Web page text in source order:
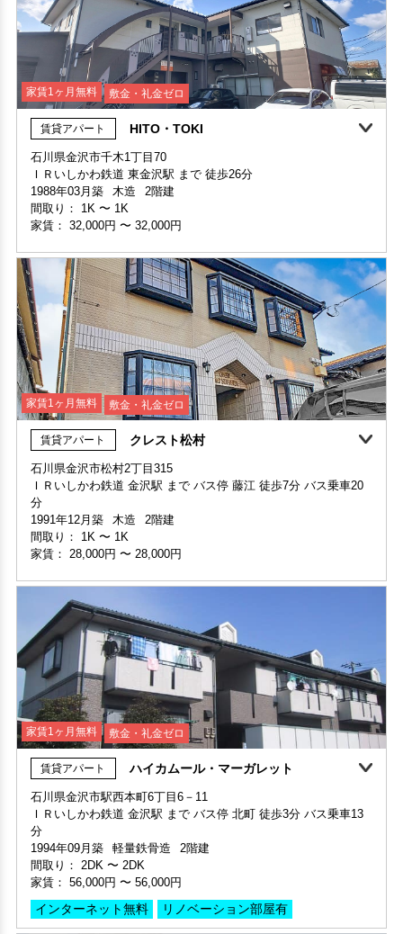
家賃1ヶ月無料
部屋号数 203号室
家賃 30,000円・共益費 3,000円
階数 2階
間取り 1DK・専有面積 27.38㎡
保証人不要・代行 インターネット無料
家賃1ヶ月無料 敷金・礼金ゼロ
賃貸アパート HITO・TOKI
石川県金沢市千木1丁目70
ＩＲいしかわ鉄道 東金沢駅 まで 徒歩26分
1988年03月築
木造
2階建
間取り： 1K 〜 1K
家賃： 32,000円 〜 32,000円
家賃1ヶ月無料 敷金・礼金ゼロ
部屋号数 105号室
家賃 32,000円・共益費 3,000円
階数 1階
間取り 1K・専有面積 27.99㎡
敷金 - ・礼金 -
保証人不要・代行
家賃1ヶ月無料 敷金・礼金ゼロ
賃貸アパート クレスト松村
石川県金沢市松村2丁目315
ＩＲいしかわ鉄道 金沢駅 まで バス停 藤江 徒歩7分 バス乗車20
分
1991年12月築
木造
2階建
間取り： 1K 〜 1K
家賃： 28,000円 〜 28,000円
家賃1ヶ月無料 敷金・礼金ゼロ
部屋号数 201号室
家賃 28,000円・共益費 3,000円
階数 2階
間取り 1K・専有面積 19.87㎡
敷金 - ・礼金 -
保証人不要・代行
家賃1ヶ月無料 敷金・礼金ゼロ
賃貸アパート ハイカムール・マーガレット
石川県金沢市駅西本町6丁目6－11
ＩＲいしかわ鉄道 金沢駅 まで バス停 北町 徒歩3分 バス乗車13
分
1994年09月築
軽量鉄骨造
2階建
間取り： 2DK 〜 2DK
家賃： 56,000円 〜 56,000円
インターネット無料 リノベーション部屋有